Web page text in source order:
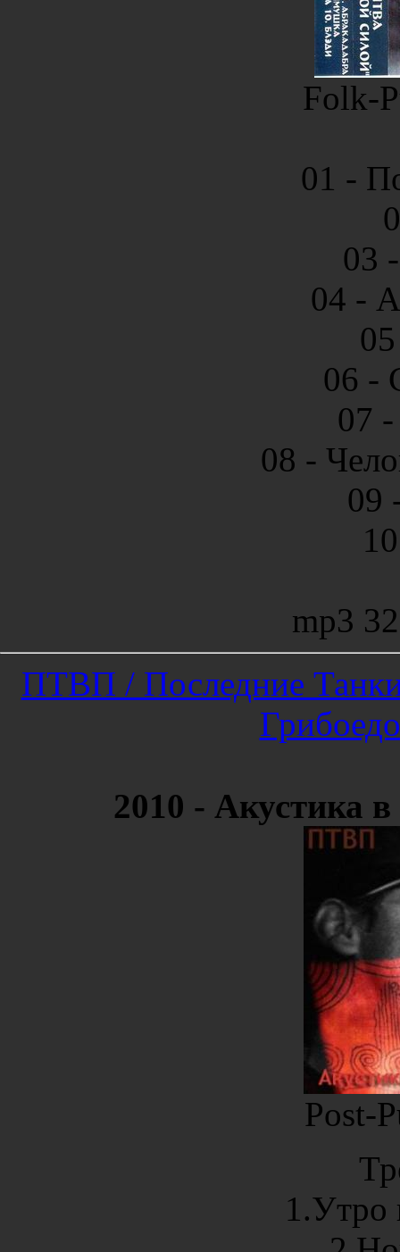
Folk-
01 -
03
04 -
06 -
07
08 -
09
mp3
ПТВП / Последние
2010 - Акустика
Post-
1.Утро